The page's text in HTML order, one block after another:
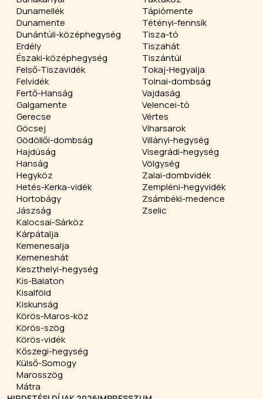
Dunamellék
Dunamente
Dunántúli-középhegység
Erdély
Északi-középhegység
Felső-Tiszavidék
Felvidék
Fertő-Hanság
Galgamente
Gerecse
Göcsej
Gödöllői-dombság
Hajdúság
Hanság
Hegyköz
Hetés-Kerka-vidék
Hortobágy
Jászság
Kalocsai-Sárköz
Kárpátalja
Kemenesalja
Kemeneshát
Keszthelyi-hegység
Kis-Balaton
Kisalföld
Kiskunság
Körös-Maros-köz
Körös-szög
Körös-vidék
Kőszegi-hegység
Külső-Somogy
Marosszög
Mátra
Tápiómente
Tétényi-fennsík
Tisza-tó
Tiszahát
Tiszántúl
Tokaj-Hegyalja
Tolnai-dombság
Vajdaság
Velencei-tó
Vértes
Viharsarok
Villányi-hegység
Visegrádi-hegység
Völgység
Zalai-dombvidék
Zempléni-hegyvidék
Zsámbéki-medence
Zselic